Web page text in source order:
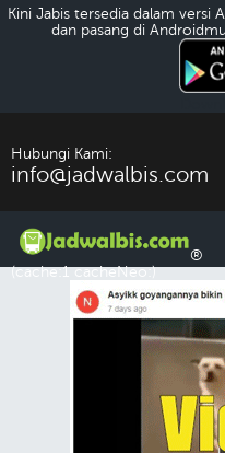
Kini Jabis tersedia dalam versi
dan pasang di
Hubungi Kami:
info@jadwalbis.com
®
(cache:1 cacheNeo:)